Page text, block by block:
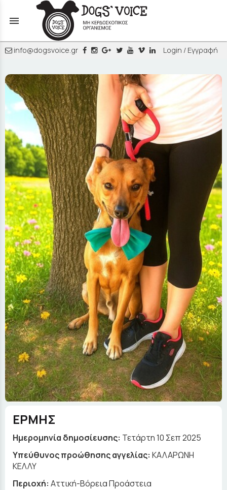
menu
info@dogsvoice.gr Login / Εγγραφή
ΕΡΜΗΣ
Ημερομηνία δημοσίευσης: Τετάρτη 10 Σεπ 2025
Yπεύθυνος προώθησης αγγελίας: ΚΑΛΑΡΩΝΗ
ΚΕΛΛΥ
Περιοχή: Αττική-Βόρεια Προάστεια